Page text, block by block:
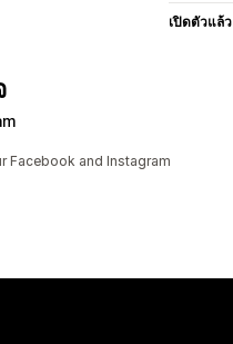
เปิดตัวแล้ว
Facebook and Instagram